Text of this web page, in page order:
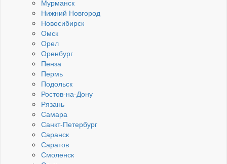
Мурманск
Нижний Новгород
Новосибирск
Омск
Орел
Оренбург
Пенза
Пермь
Подольск
Ростов-на-Дону
Рязань
Самара
Санкт-Петербург
Саранск
Саратов
Смоленск